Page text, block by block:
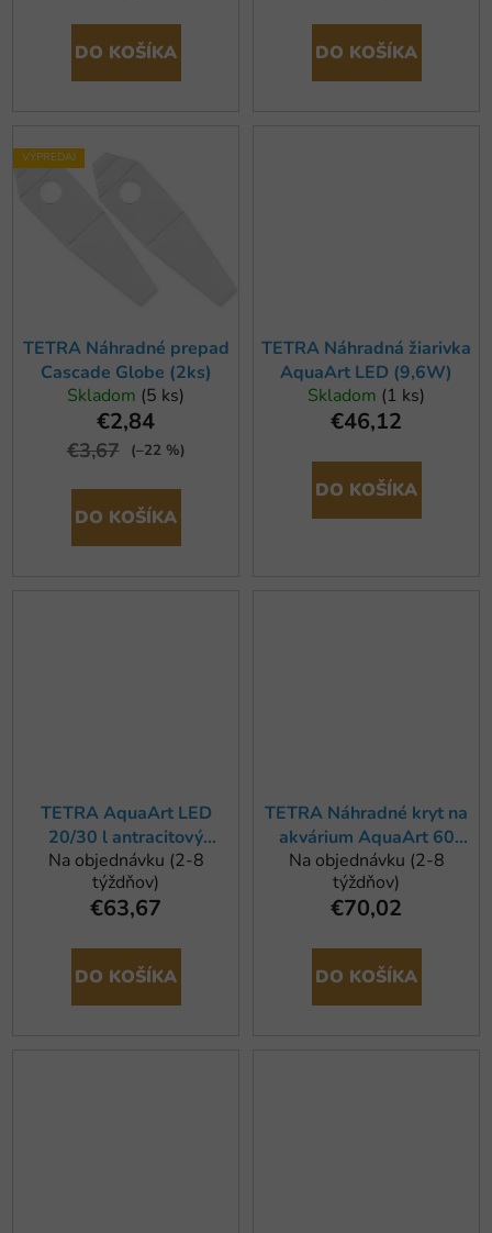
DO KOŠÍKA DO KOŠÍKA
VÝPREDAJ
TETRA Náhradné prepad
Cascade Globe (2ks)
Skladom (5 ks)
€2,84
€3,67 (–22 %)
DO KOŠÍKA
TETRA Náhradná žiarivka
AquaArt LED (9,6W)
Skladom (1 ks)
€46,12
DO KOŠÍKA
TETRA AquaArt LED
20/30 l antracitový
náhradný kryt
Na objednávku (2-8
týždňov)
€63,67
DO KOŠÍKA
TETRA Náhradné kryt na
akvárium AquaArt 60
strieborný
Na objednávku (2-8
týždňov)
€70,02
DO KOŠÍKA